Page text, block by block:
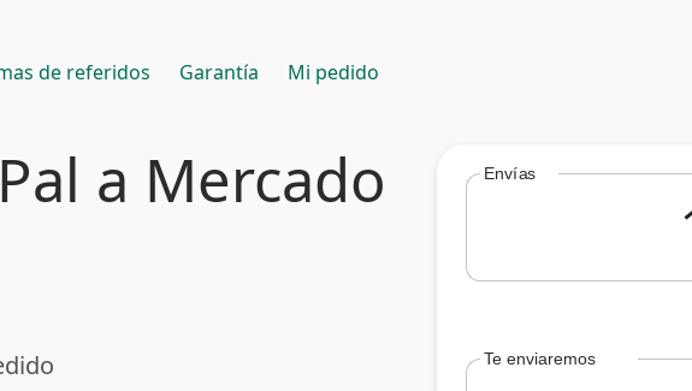
de referidos Garantía Mi pedido
a Mercado
Envías
Te enviaremos